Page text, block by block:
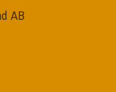
AB